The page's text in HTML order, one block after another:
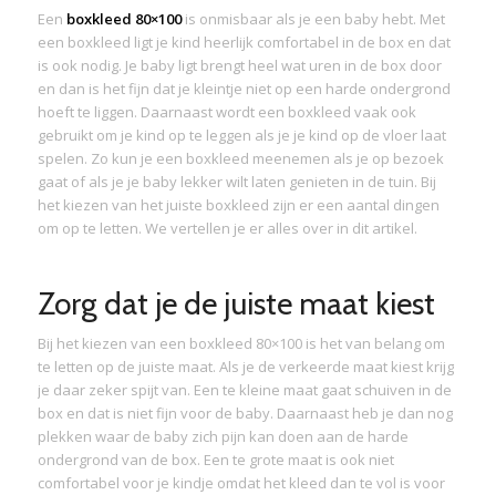
Een boxkleed 80×100is onmisbaar als je een baby hebt. Met
een boxkleed ligt je kind heerlijk comfortabel in de box en dat
is ook nodig. Je baby ligt brengt heel wat uren in de box door
en dan is het fijn dat je kleintje niet op een harde ondergrond
hoeft te liggen. Daarnaast wordt een boxkleed vaak ook
gebruikt om je kind op te leggen als je je kind op de vloer laat
spelen. Zo kun je een boxkleed meenemen als je op bezoek
gaat of als je je baby lekker wilt laten genieten in de tuin. Bij
het kiezen van het juiste boxkleed zijn er een aantal dingen
om op te letten. We vertellen je er alles over in dit artikel.
Zorg dat je de juiste maat kiest
Bij het kiezen van een boxkleed 80×100 is het van belang om
te letten op de juiste maat. Als je de verkeerde maat kiest krijg
je daar zeker spijt van. Een te kleine maat gaat schuiven in de
box en dat is niet fijn voor de baby. Daarnaast heb je dan nog
plekken waar de baby zich pijn kan doen aan de harde
ondergrond van de box. Een te grote maat is ook niet
comfortabel voor je kindje omdat het kleed dan te vol is voor